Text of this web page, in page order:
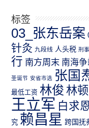
标签
03_张东岳案
针灸 九段线 人头税 刑
行 南方周末 南海争
圣诞节 安省市选 张国
最低工资 林俊 林顿
王立军 白求
究 赖昌星 跨国抚